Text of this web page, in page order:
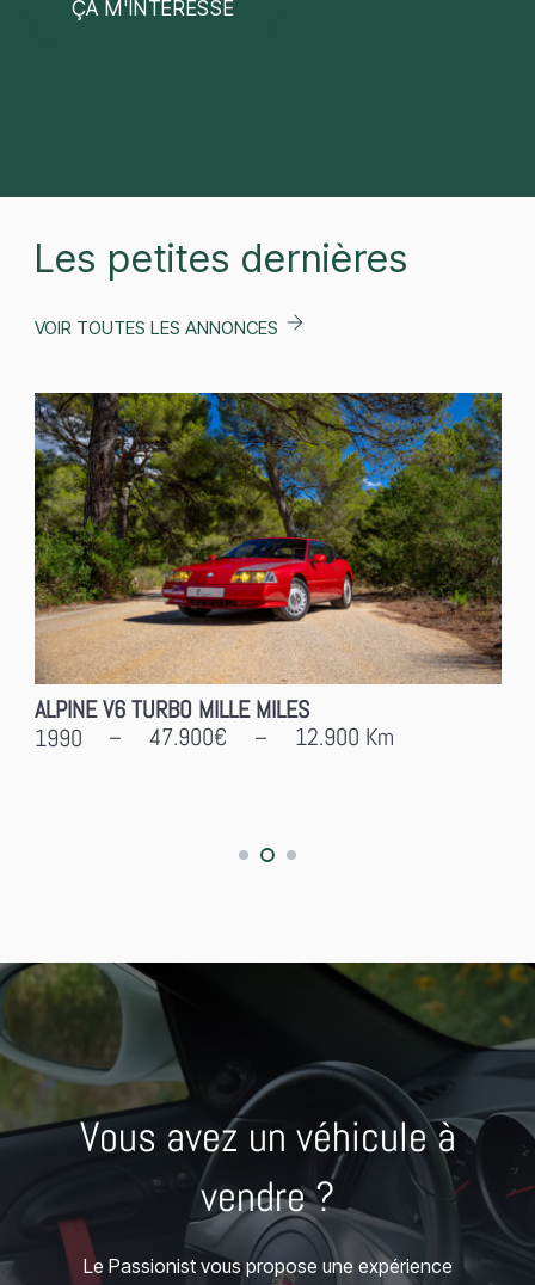
Les petites dernières
VOIR TOUTES LES ANNONCES
NISSAN GT-R R35
2012
– 109.000€ – 9900Km
Vous avez un véhicule à
vendre ?
Le Passionist vous propose une expérience